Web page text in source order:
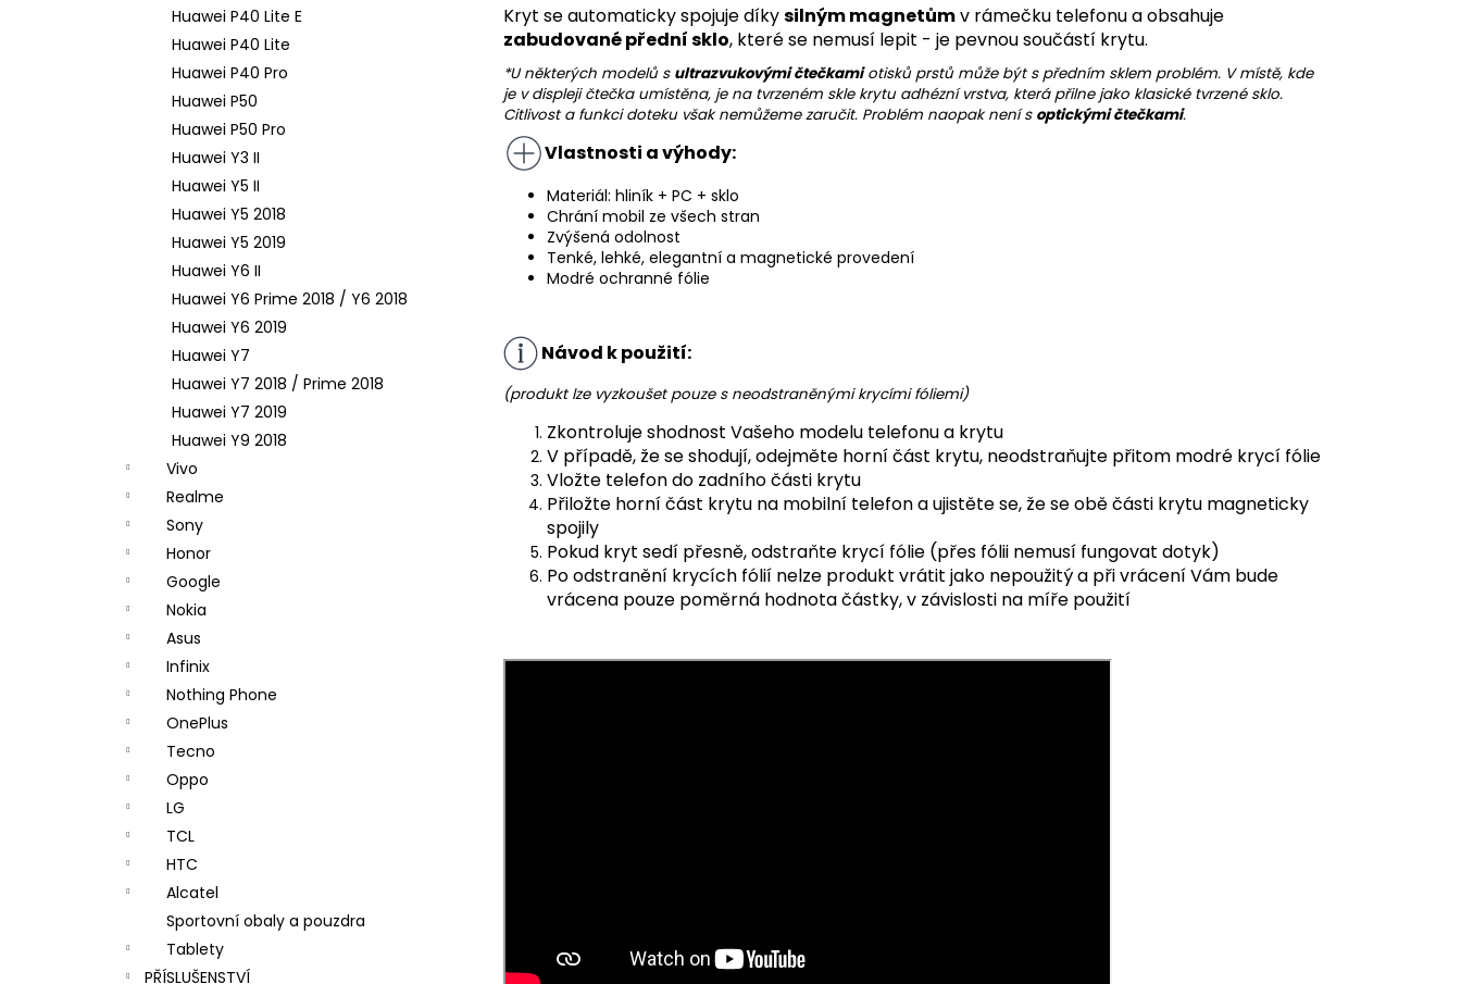
Huawei P40 Lite E
Huawei P40 Lite
Huawei P40 Pro
Huawei P50
Huawei P50 Pro
Huawei Y3 II
Huawei Y5 II
Huawei Y5 2018
Huawei Y5 2019
Huawei Y6 II
Huawei Y6 Prime 2018 / Y6 2018
Huawei Y6 2019
Huawei Y7
Huawei Y7 2018 / Prime 2018
Huawei Y7 2019
Huawei Y9 2018
Vivo
Realme
Sony
Honor
Google
Nokia
Asus
Infinix
Nothing Phone
OnePlus
Tecno
Oppo
LG
TCL
HTC
Alcatel
Sportovní obaly a pouzdra
Tablety
PŘÍSLUŠENSTVÍ
Kryt se automaticky spojuje díkysilným magnetůmv rámečku telefonu a obsahuje
zabudované přední sklo, které se nemusí lepit - je pevnou součástí krytu.
*U některých modelů s ultrazvukovými čtečkamiotisků prstů může být s předním sklem problém. V místě, kde
je v displeji čtečka umístěna, je na tvrzeném skle krytu adhézní vrstva, která přilne jako klasické tvrzené sklo.
Citlivost a funkci doteku však nemůžeme zaručit. Problém naopak není s optickými čtečkami.
Vlastnosti a výhody:
Materiál: hliník + PC + sklo
Chrání mobil ze všech stran
Zvýšená odolnost
Tenké, lehké, elegantní a magnetické provedení
Modré ochranné fólie
Návod k použití:
(produkt lze vyzkoušet pouze s neodstraněnými krycími fóliemi)
Zkontroluje shodnost Vašeho modelu telefonu a krytu
V případě, že se shodují, odejměte horní část krytu, neodstraňujte přitom modré krycí fólie
Vložte telefon do zadního části krytu
Přiložte horní část krytu na mobilní telefon a ujistěte se, že se obě části krytu magneticky
spojily
Pokud kryt sedí přesně, odstraňte krycí fólie (přes fólii nemusí fungovat dotyk)
Po odstranění krycích fólií nelze produkt vrátit jako nepoužitý a při vrácení Vám bude
vrácena pouze poměrná hodnota částky, v závislosti na míře použití